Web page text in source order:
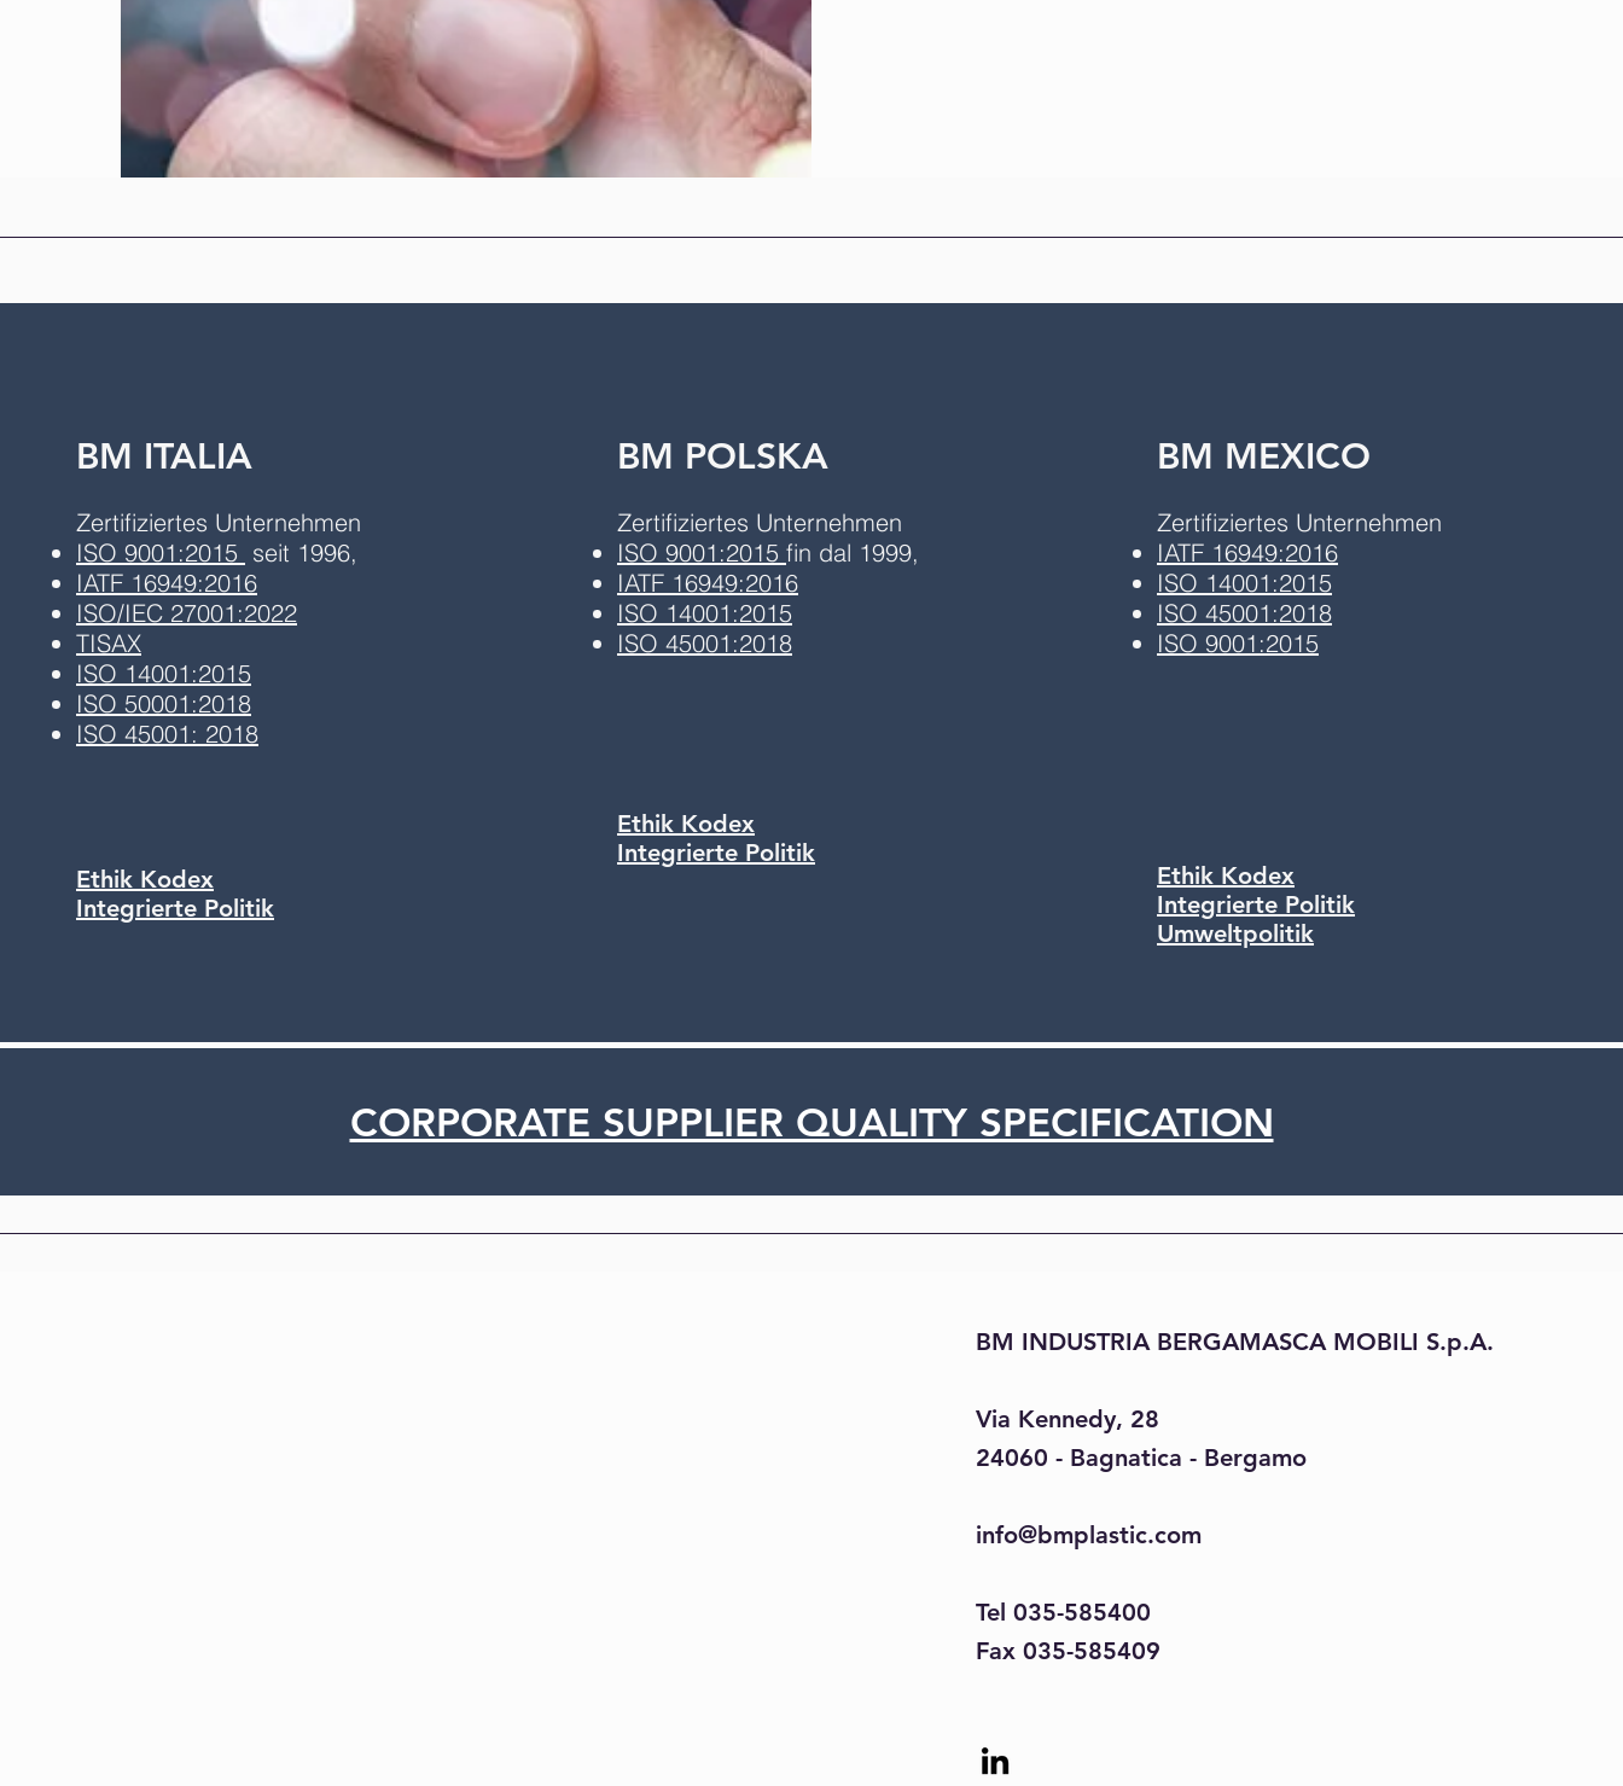
BM ITALIA
Zertifiziertes Unternehmen
ISO 9001:2015 seit 1996,
IATF 16949:2016
ISO/IEC 27001:2022
TISAX
ISO 14001 :2015
ISO 50001:2018
ISO 45001: 2018
Ethik Kodex
Integrierte Politik
BM POLSKA
Zertifiziertes Unternehmen
ISO 9001:2015 fin dal 1999,
IATF 16949:2016
ISO 14001:2015
ISO 45001:2018
Ethik Kodex
Integrierte Politik
BM MEXICO
Zertifiziertes Unternehmen
IATF 16949:2016
ISO 14001:2015
ISO 45001:2018
ISO 9001:2015
Ethik Kodex
Integrierte Politik
Umweltpolitik
CORPORATE SUPPLIER QUALITY SPECIFICATION
BM INDUSTRIA BERGAMASCA MOBILI S.p.A.
Via Kennedy, 28
24060 - Bagnatica - Bergamo
info@bmplastic.com
Tel 035-585400
Fax 035-585409